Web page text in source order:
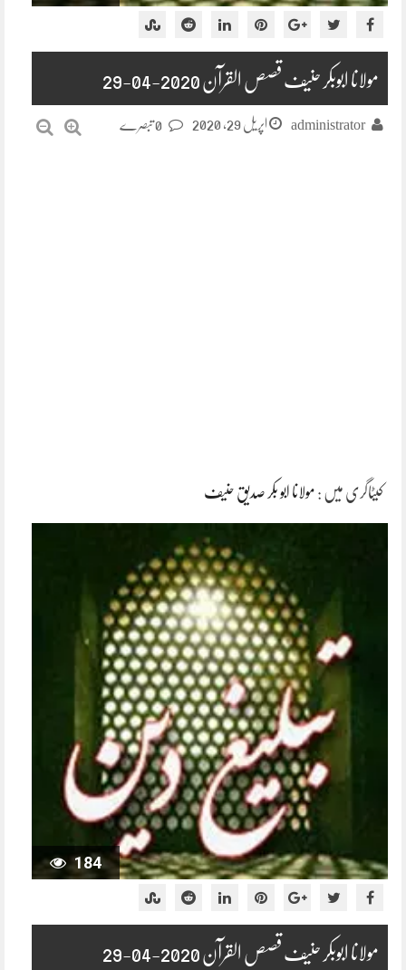
مولانا ابوبکر حنیف قصص القرآن 2020-04-29
administrator اپریل 29, 2020
کیٹاگری میں : مولانا ابو بکر صدیق حنیف
184
مولانا ابوبکر حنیف قصص القرآن 2020-04-29